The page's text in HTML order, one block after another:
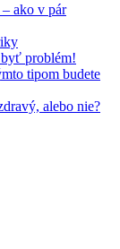
ako v pár
problém!
tipom budete
alebo nie?